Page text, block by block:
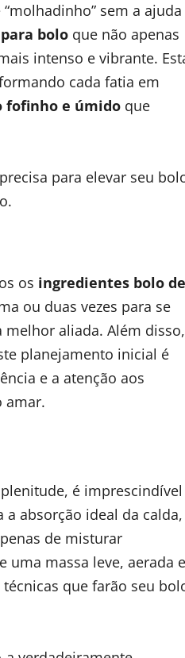
sem a ajuda
bolo que não apenas
intenso e vibrante.
cada fatia em
fofinho e úmido que
para elevar seu
os ingredientes bolo de
ou duas vezes para se
melhor aliada. Além disso,
planejamento inicial é
e a atenção aos
amar.
é imprescindível
absorção ideal da calda,
de misturar
uma massa leve, aerada e
técnicas que farão seu